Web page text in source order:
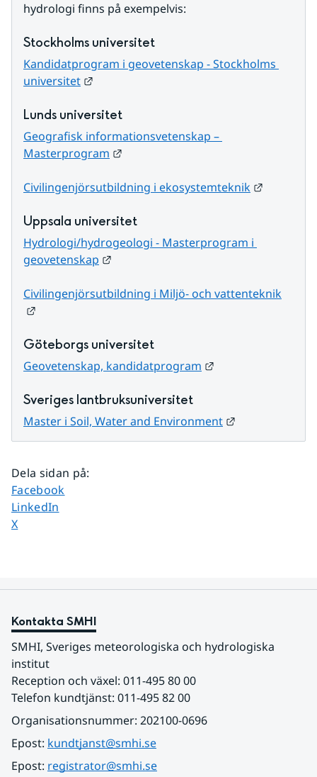
hydrologi finns på exempelvis:
Stockholms universitet
Kandidatprogram i geovetenskap - Stockholms
universitet
Lunds universitet
Geografisk informationsvetenskap –
Masterprogram
Civilingenjörsutbildning i ekosystemteknik
Uppsala universitet
Hydrologi/hydrogeologi - Masterprogram i
geovetenskap
Civilingenjörsutbildning i Miljö- och vattenteknik
Göteborgs universitet
Geovetenskap, kandidatprogram
Sveriges lantbruksuniversitet
Master i Soil, Water and Environment
Dela sidan på:
Dela sidan på
Facebook
Dela sidan på
LinkedIn
Dela sidan på
X
Kontakta SMHI
SMHI, Sveriges meteorologiska och hydrologiska
institut
Reception och växel: 011-495 80 00
Telefon kundtjänst: 011-495 82 00
Organisationsnummer: 202100-0696
Epost: kundtjanst@smhi.se
Epost: registrator@smhi.se